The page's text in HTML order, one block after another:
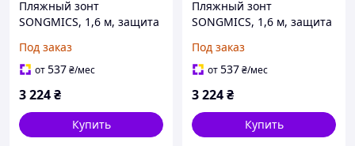
Пляжный зонт
SONGMICS, 1,6 м, защита
портативный
восьмиугольный навес,
вентиляция воздуха,
Под заказ
от537₴/мес
3 224₴
Купить
Пляжный зонт
SONGMICS, 1,6 м, защита
портативный
восьмиугольный навес,
вентиляция воздуха,
Под заказ
от537₴/мес
3 224₴
Купить